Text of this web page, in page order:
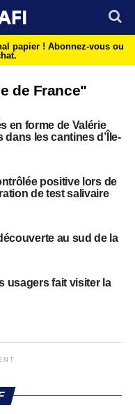
papier ! Abonnez-vous ou
de France"
en forme de Valérie
dans les cantines d’Île-
positive lors de
de test salivaire
au sud de la
usagers fait visiter la